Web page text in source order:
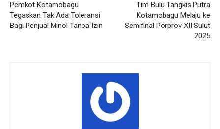
Pemkot Kotamobagu
Tegaskan Tak Ada Toleransi
Bagi Penjual Minol Tanpa Izin
Tim Bulu Tangkis Putra
Kotamobagu Melaju ke
Semifinal Porprov XII Sulut
2025